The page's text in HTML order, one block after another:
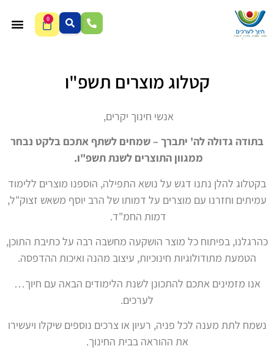
0
קטלוג מוצרים תשפ"ו
אנשי חינוך יקרים,
בתודה גדולה לה' יתברך – שמחים לשתף אתכם בלקט נבחר
ממגוון התוצרים לשנת תשפ"ו.
בקטלוג להלן נתנו דגש על נושא התפילה, הוספנו מוצרים ללימוד
עמיתים וחזרנו עם מוצרים על דמותו של הרב יוסף משאש זצוק"ל,
דמות החמ"ד.
כהרגלנו, בפיתוח כל מוצר הושקעה מחשבה רבה על כתיבת התוכן,
הטמעת מתודולוגיות חינוכיות, עיצוב מהנה ואיכות ההדפסה.
אנו מזמינים אתכם להתכונן לשנת הלימודים הבאה עם חיוך…
לערכים.
נשמח לתת מענה לכל פניה, רעיון או צרכים נוספים שיקלו ויעשירו
את ההוראה בבית החינוך.